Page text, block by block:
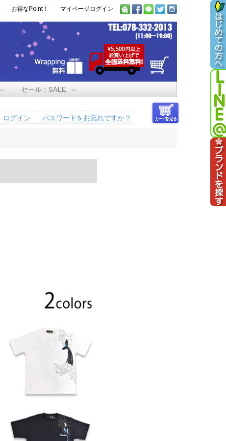
お得なPoint！ マイページログイン
セール：SALE
ログイン パスワードをお忘れですか？